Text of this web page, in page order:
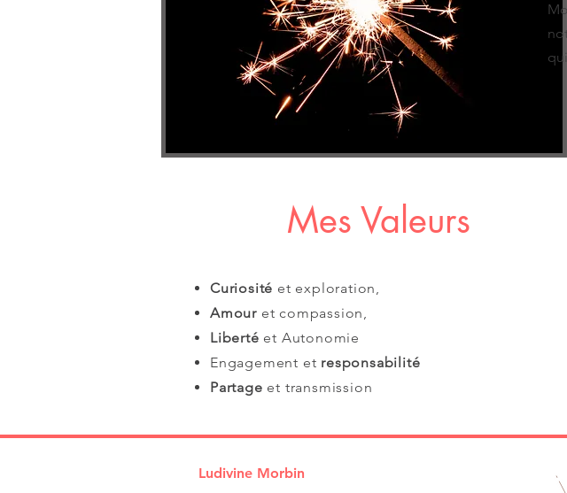
Mes Valeurs
Curiosité et exploration,
Amour et compassion,
Liberté et Autonomie
Engagement et responsabilité
Partage et transmission
Ludivine Morbin